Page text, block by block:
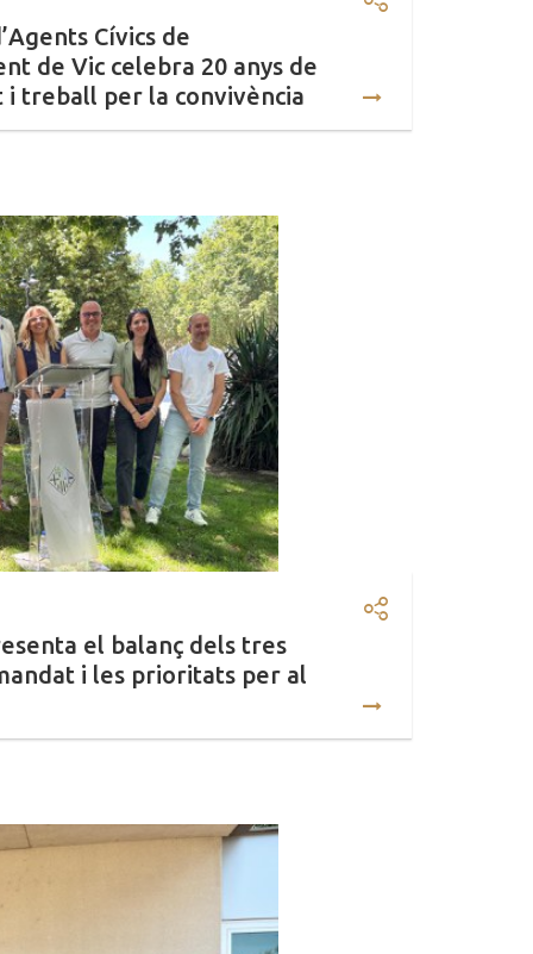
Cívics de
de Vic celebra 20 anys de
treball per la convivència
Compartir: El
la temporada d’estiu 2026
el balanç dels tres
i les prioritats per al
Compartir: